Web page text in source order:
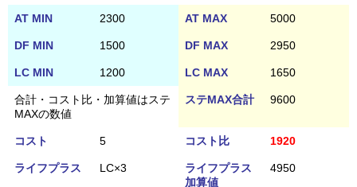
AT MIN 2300 AT MAX 5000
DF MIN 1500 DF MAX 2950
LC MIN 1200 LC MAX 1650
合計・コスト比・加算値はステ
MAXの数値
ステMAX合計 9600
コスト 5 コスト比 1920
ライフプラス LC×3
ライフプラス
加算値
4950